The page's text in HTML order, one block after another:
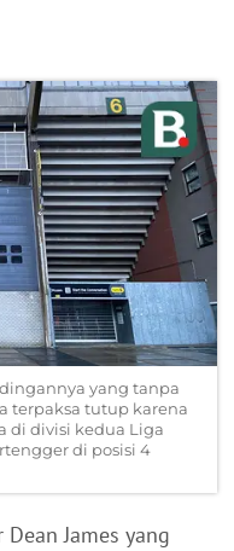
yang tanpa
terpaksa tutup karena
di divisi kedua Liga
di posisi 4
James yang